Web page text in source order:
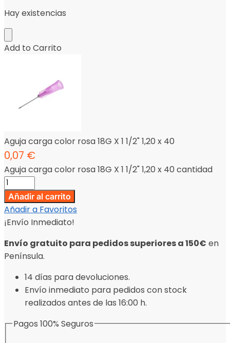
Hay existencias
Add to Carrito
Aguja carga color rosa 18G X 1 1/2" 1,20 x 40
0,07 €
Aguja carga color rosa 18G X 1 1/2" 1,20 x 40 cantidad
Añadir al carrito
Añadir a Favoritos
¡Envío Inmediato!
Envío gratuito para pedidos superiores a 150€ en
Península.
14 días para devoluciones.
Envío inmediato para pedidos con stock
realizados antes de las 16:00 h.
Pagos 100% Seguros